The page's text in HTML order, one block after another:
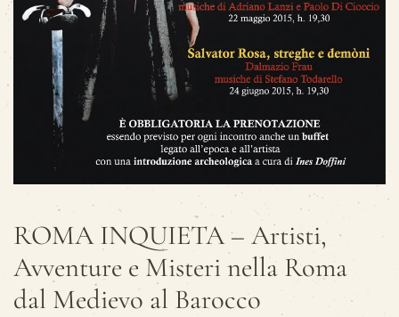
ROMA INQUIETA – Artisti,
Avventure e Misteri nella Roma
dal Medievo al Barocco